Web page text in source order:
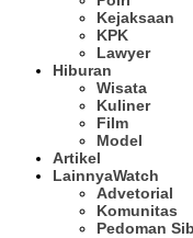
Kejaksaan
KPK
Lawyer
Hiburan
Wisata
Kuliner
Film
Model
Artikel
LainnyaWatch
Advetorial
Komunitas
Pedoman